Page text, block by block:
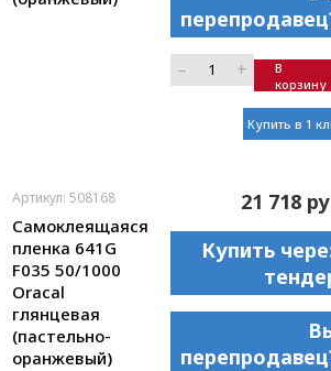
– +
В
корзину
Купить в 1
Артикул: 508168
Самоклеящаяся
пленка 641G
F035 50/1000
Oracal
глянцевая
(пастельно-
оранжевый)
21 718
Купить